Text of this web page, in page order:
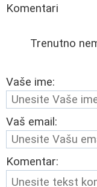
Komentari
Trenutno
Vaše ime:
Vaš email:
Komentar: